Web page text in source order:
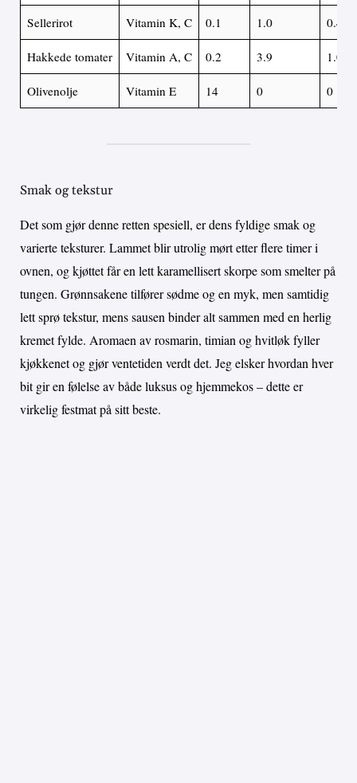
Sellerirot Vitamin K, C 0.1 1.0 0.4
Hakkede tomater Vitamin A, C 0.2 3.9 1.0
Olivenolje Vitamin E 14 0 0
Smak og tekstur
Det som gjør denne retten spesiell, er dens fyldige smak og
varierte teksturer. Lammet blir utrolig mørt etter flere timer i
ovnen, og kjøttet får en lett karamellisert skorpe som smelter på
tungen. Grønnsakene tilfører sødme og en myk, men samtidig
lett sprø tekstur, mens sausen binder alt sammen med en herlig
kremet fylde. Aromaen av rosmarin, timian og hvitløk fyller
kjøkkenet og gjør ventetiden verdt det. Jeg elsker hvordan hver
bit gir en følelse av både luksus og hjemmekos – dette er
virkelig festmat på sitt beste.